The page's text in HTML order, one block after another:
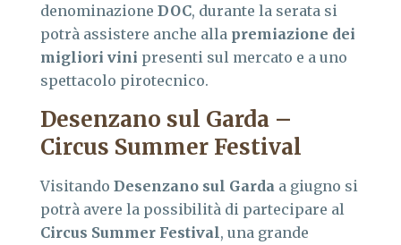
denominazione DOC, durante la serata si
potrà assistere anche alla premiazione dei
migliori vini presenti sul mercato e a uno
spettacolo pirotecnico.
Desenzano sul Garda –
Circus Summer Festival
Visitando Desenzano sul Garda a giugno si
potrà avere la possibilità di partecipare al
Circus Summer Festival, una grande